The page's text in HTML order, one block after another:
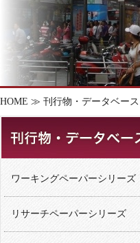
HOME ≫ 刊行物・データベース
ワーキングペーパーシリーズ
リサーチペーパーシリーズ